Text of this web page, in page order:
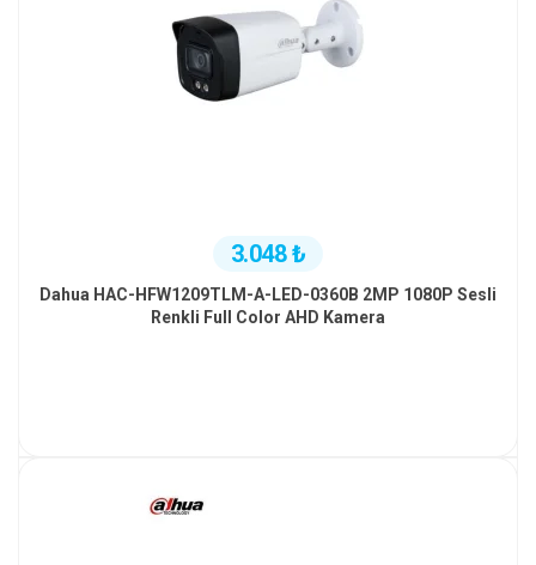
3.048 ₺
Dahua HAC-HFW1209TLM-A-LED-0360B 2MP 1080P Sesli
Renkli Full Color AHD Kamera